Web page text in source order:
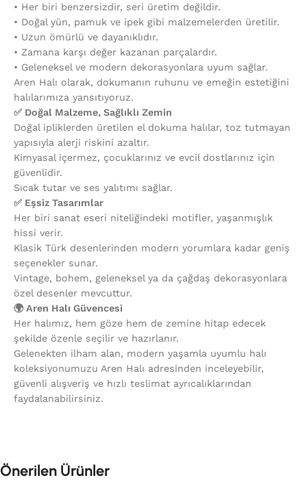
•⁠ ⁠Her biri benzersizdir, seri üretim değildir.
•⁠ ⁠Doğal yün, pamuk ve ipek gibi malzemelerden üretilir.
•⁠ ⁠Uzun ömürlü ve dayanıklıdır.
•⁠ ⁠Zamana karşı değer kazanan parçalardır.
•⁠ ⁠Geleneksel ve modern dekorasyonlara uyum sağlar.
Aren Halı olarak, dokumanın ruhunu ve emeğin estetiğini
halılarımıza yansıtıyoruz.
✅ Doğal Malzeme, Sağlıklı Zemin
Doğal ipliklerden üretilen el dokuma halılar, toz tutmayan
yapısıyla alerji riskini azaltır.
Kimyasal içermez, çocuklarınız ve evcil dostlarınız için
güvenlidir.
Sıcak tutar ve ses yalıtımı sağlar.
✅ Eşsiz Tasarımlar
Her biri sanat eseri niteliğindeki motifler, yaşanmışlık
hissi verir.
Klasik Türk desenlerinden modern yorumlara kadar geniş
seçenekler sunar.
Vintage, bohem, geleneksel ya da çağdaş dekorasyonlara
özel desenler mevcuttur.
🌍 Aren Halı Güvencesi
Her halımız, hem göze hem de zemine hitap edecek
şekilde özenle seçilir ve hazırlanır.
Gelenekten ilham alan, modern yaşamla uyumlu halı
koleksiyonumuzu Aren Halı adresinden inceleyebilir,
güvenli alışveriş ve hızlı teslimat ayrıcalıklarından
faydalanabilirsiniz.
Önerilen Ürünler